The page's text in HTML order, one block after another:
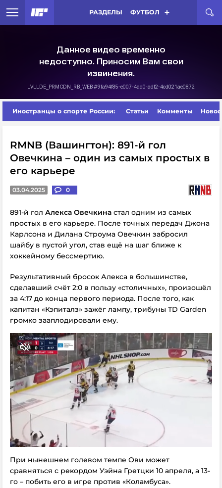
РАЗДЕЛЫ ФУТБОЛ
Иностранцы о спорте России: Статьи Комменты
RMNB (Вашингтон): 891-й гол
Овечкина – один из самых простых в
его карьере
03.04.2025 0
891-й гол Алекса Овечкина стал одним из самых
простых в его карьере. После точных передач Джона
Карлсона и Дилана Строума Овечкин забросил
шайбу в пустой угол, став ещё на шаг ближе к
хоккейному бессмертию.
Результативный бросок Алекса в большинстве,
сделавший счёт 2:0 в пользу «столичных», произошёл
за 4:17 до конца первого периода. После того, как
капитан «Кэпиталз» зажёг лампу, трибуны TD Garden
громко зааплодировали ему.
При нынешнем голевом темпе Ови может
сравняться с рекордом Уэйна Гретцки 10 апреля, а 13-
го – побить его в игре против «Коламбуса».